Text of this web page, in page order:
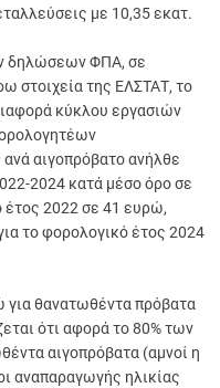
με 10,35 εκατ.
δηλώσεων ΦΠΑ, σε
στοιχεία της ΕΛΣΤΑΤ, το
κύκλου εργασιών
αιγοπρόβατο ανήλθε
2024 κατά μέσο όρο σε
2022 σε 41 ευρώ,
το φορολογικό έτος 2024
θανατωθέντα πρόβατα
ότι αφορά το 80% των
αιγοπρόβατα (αμνοί η
αναπαραγωγής ηλικίας